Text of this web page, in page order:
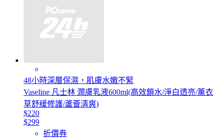
48小時深層保濕，肌膚水嫩不緊
Vaseline 凡士林 潤膚乳液600ml(高效鎖水/淨白透亮/薰衣
草舒緩修護/蘆薈清爽)
$220
$299
折價券